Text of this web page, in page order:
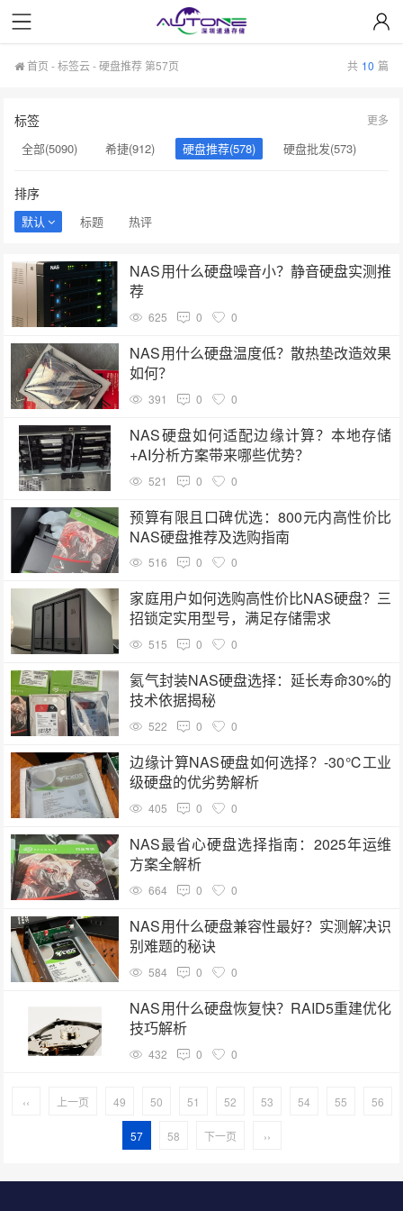
首页 -标签云- 硬盘推荐 第57页 共 10 篇
标签
全部(5090) 希捷(912) 硬盘推荐(578)
硬盘批发(573)
硬盘采购(474)
希捷硬盘(471)
更多
排序
默认 标题 热评
NAS用什么硬盘噪音小？静音硬盘实测推
荐
625 0 0
NAS用什么硬盘温度低？散热垫改造效果
如何？
391 0 0
NAS硬盘如何适配边缘计算？本地存储
+AI分析方案带来哪些优势？
521 0 0
预算有限且口碑优选：800元内高性价比
NAS硬盘推荐及选购指南
516 0 0
家庭用户如何选购高性价比NAS硬盘？三
招锁定实用型号，满足存储需求
515 0 0
氦气封装NAS硬盘选择：延长寿命30%的
技术依据揭秘
522 0 0
边缘计算NAS硬盘如何选择？-30℃工业
级硬盘的优劣势解析
405 0 0
NAS最省心硬盘选择指南：2025年运维
方案全解析
664 0 0
NAS用什么硬盘兼容性最好？实测解决识
别难题的秘诀
584 0 0
NAS用什么硬盘恢复快？RAID5重建优化
技巧解析
432 0 0
‹‹ 上一页 49 50 51 52 53 54 55 56
57 58 下一页 ››